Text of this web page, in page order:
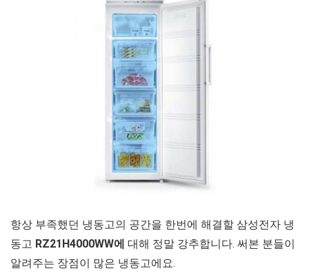
항상 부족했던 냉동고의 공간을 한번에 해결할 삼성전자 냉
동고 RZ21H4000WW에 대해 정말 강추합니다. 써본 분들이
알려주는 장점이 많은 냉동고에요.